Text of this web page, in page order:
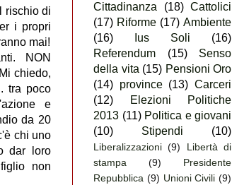
rischio di
i propri
mai!
NON
chiedo,
tra poco
e
da 20
chi uno
dar loro
non
Cittadinanza
(18) Cattolici
(17) Riforme (17) Ambiente
(16)
Ius Soli
(16)
Referendum
(15)
Senso
della vita (15) Pensioni Oro
(14) province (13) Carceri
(12)
Elezioni Politiche
2013 (11) Politica e giovani
(10)
Stipendi (10)
Liberalizzazioni (9)
Libertà di
stampa
(9)
Presidente
Repubblica (9) Unioni Civili (9)